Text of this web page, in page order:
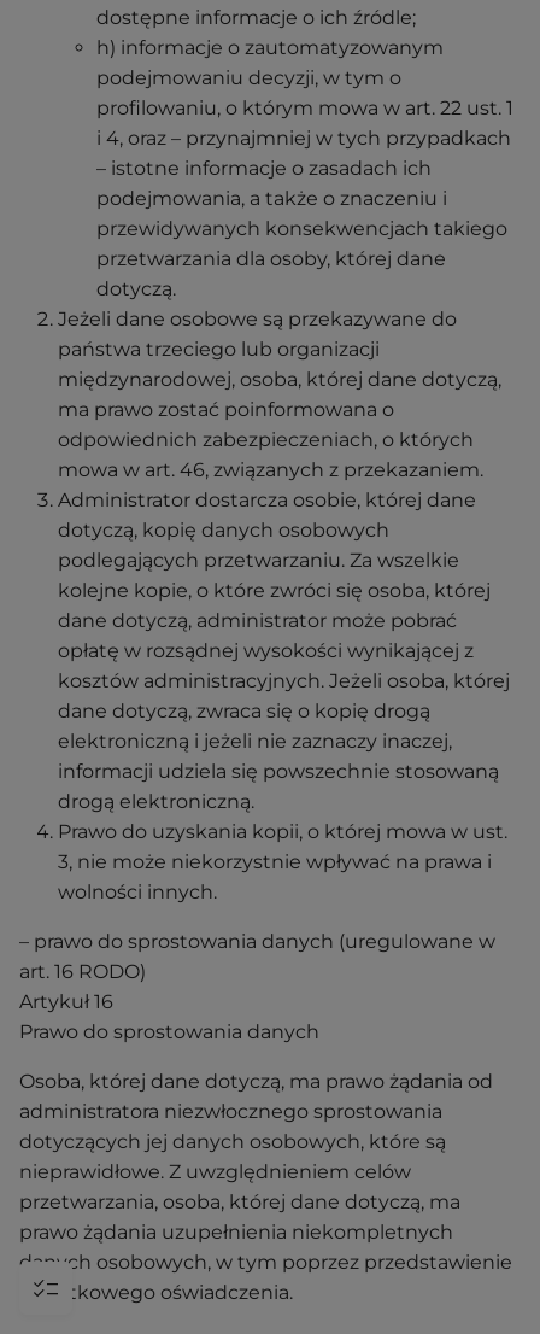
dostępne informacje o ich źródle;
h) informacje o zautomatyzowanym
podejmowaniu decyzji, w tym o
profilowaniu, o którym mowa w art. 22 ust. 1
i 4, oraz – przynajmniej w tych przypadkach
– istotne informacje o zasadach ich
podejmowania, a także o znaczeniu i
przewidywanych konsekwencjach takiego
przetwarzania dla osoby, której dane
dotyczą.
Jeżeli dane osobowe są przekazywane do
państwa trzeciego lub organizacji
międzynarodowej, osoba, której dane dotyczą,
ma prawo zostać poinformowana o
odpowiednich zabezpieczeniach, o których
mowa w art. 46, związanych z przekazaniem.
Administrator dostarcza osobie, której dane
dotyczą, kopię danych osobowych
podlegających przetwarzaniu. Za wszelkie
kolejne kopie, o które zwróci się osoba, której
dane dotyczą, administrator może pobrać
opłatę w rozsądnej wysokości wynikającej z
kosztów administracyjnych. Jeżeli osoba, której
dane dotyczą, zwraca się o kopię drogą
elektroniczną i jeżeli nie zaznaczy inaczej,
informacji udziela się powszechnie stosowaną
drogą elektroniczną.
Prawo do uzyskania kopii, o której mowa w ust.
3, nie może niekorzystnie wpływać na prawa i
wolności innych.
– prawo do sprostowania danych (uregulowane w
art. 16 RODO)
Artykuł 16
Prawo do sprostowania danych
Osoba, której dane dotyczą, ma prawo żądania od
administratora niezwłocznego sprostowania
dotyczących jej danych osobowych, które są
nieprawidłowe. Z uwzględnieniem celów
przetwarzania, osoba, której dane dotyczą, ma
prawo żądania uzupełnienia niekompletnych
danych osobowych, w tym poprzez przedstawienie
dodatkowego oświadczenia.